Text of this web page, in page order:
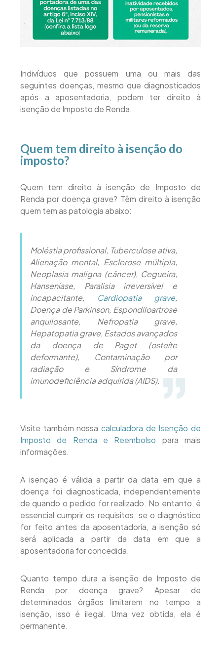
Indivíduos que possuem uma ou mais das
seguintes doenças, mesmo que diagnosticados
após a aposentadoria, podem ter direito à
isenção de Imposto de Renda.
Quem tem direito à isenção do
imposto?
Quem tem direito à isenção de Imposto de
Renda por doença grave? Têm direito à isenção
quem tem as patologia abaixo:
Moléstia profissional, Tuberculose ativa,
Alienação mental, Esclerose múltipla,
Neoplasia maligna (câncer), Cegueira,
Hanseníase, Paralisia irreversível e
incapacitante,
Cardiopatia grave,
Doença de Parkinson, Espondiloartrose
anquilosante, Nefropatia grave,
Hepatopatia grave, Estados avançados
da doença de Paget (osteíte
deformante), Contaminação por
radiação e Síndrome da
imunodeficiência adquirida (AIDS).
Visite também nossa calculadora de Isenção de
Imposto de Renda e Reembolso para mais
informações.
A isenção é válida a partir da data em que a
doença foi diagnosticada, independentemente
de quando o pedido for realizado. No entanto, é
essencial cumprir os requisitos: se o diagnóstico
for feito antes da aposentadoria, a isenção só
será aplicada a partir da data em que a
aposentadoria for concedida.
Quanto tempo dura a isenção de Imposto de
Renda por doença grave? Apesar de
determinados órgãos limitarem no tempo a
isenção, isso é ilegal. Uma vez obtida, ela é
permanente.